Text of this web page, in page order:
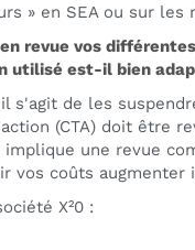
» en SEA ou sur les
revue vos
utilisé est-il bien
il s'agit de les
(CTA) doit être
une revue
vos coûts augmenter
X²0 :